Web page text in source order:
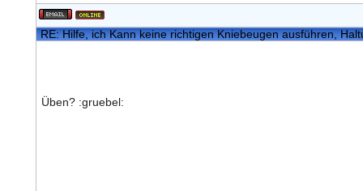
RE: Hilfe, ich Kann keine richtigen Kniebeugen ausführen,
Üben? :gruebel: